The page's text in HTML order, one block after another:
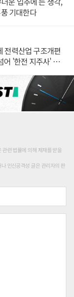
기대한다
전력산업 구조개편
'한전 지주사' 재편
련 법률에 의해 제재를 받을
인신공격성 글은 관리자의 판